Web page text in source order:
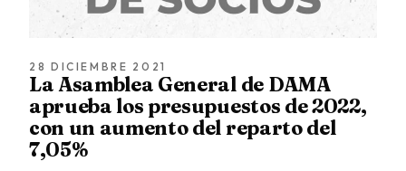
28 DICIEMBRE 2021
La Asamblea General de DAMA
aprueba los presupuestos de 2022,
con un aumento del reparto del
7,05%